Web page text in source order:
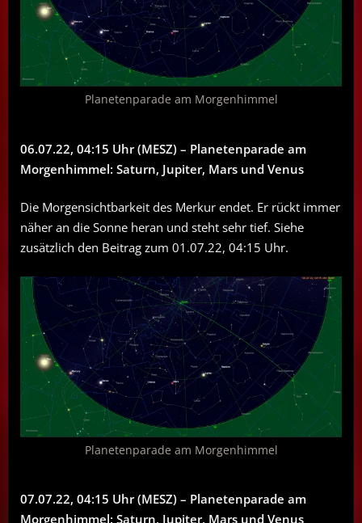
Planetenparade am Morgenhimmel
06.07.22, 04:15 Uhr (MESZ) – Planetenparade am
Morgenhimmel: Saturn, Jupiter, Mars und Venus
Die Morgensichtbarkeit des Merkur endet. Er rückt immer
näher an die Sonne heran und steht sehr tief. Siehe
zusätzlich den Beitrag zum 01.07.22, 04:15 Uhr.
Planetenparade am Morgenhimmel
07.07.22, 04:15 Uhr (MESZ) – Planetenparade am
Morgenhimmel: Saturn, Jupiter, Mars und Venus